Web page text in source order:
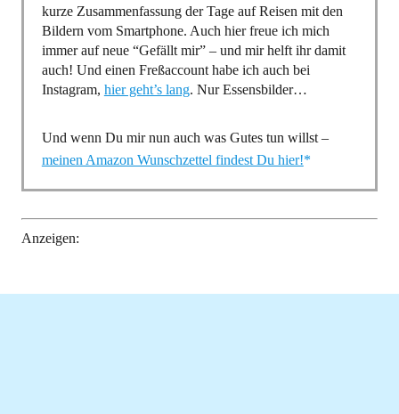
kurze Zusammenfassung der Tage auf Reisen mit den
Bildern vom Smartphone. Auch hier freue ich mich
immer auf neue “Gefällt mir” – und mir helft ihr damit
auch! Und einen Freßaccount habe ich auch bei
Instagram, hier geht’s lang. Nur Essensbilder…
Und wenn Du mir nun auch was Gutes tun willst –
meinen Amazon Wunschzettel findest Du hier!
Anzeigen: